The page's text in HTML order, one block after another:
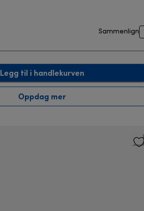
Sammenlign
Legg til i handlekurven
Oppdag mer